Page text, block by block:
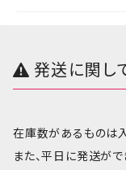
発送に関し
在庫数があるものは
また、平日に発送が